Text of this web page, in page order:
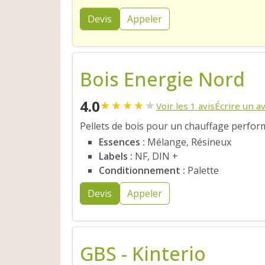
Devis
Appeler
Bois Energie Nord
4.0★★★★★ Voir les 1 avisÉcrire un
Pellets de bois pour un chauffage
Essences : Mélange, Résineux
Labels : NF, DIN +
Conditionnement : Palette
Devis
Appeler
GBS - Kinterio